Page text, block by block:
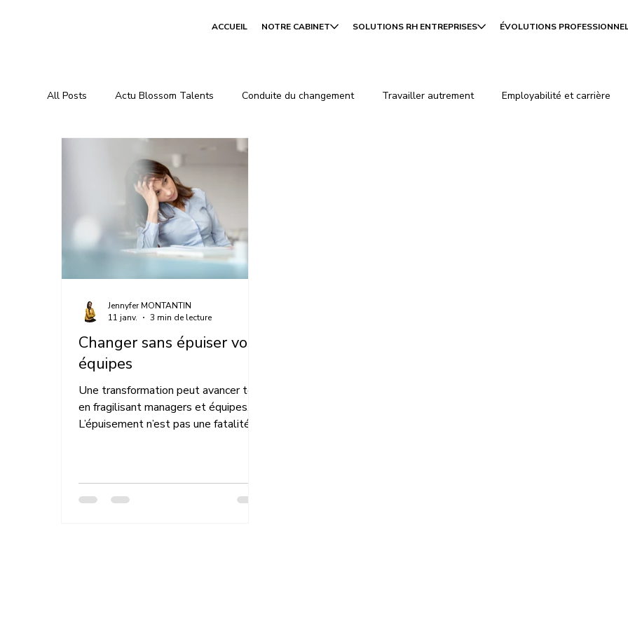
ACCUEIL NOTRE CABINET SOLUTIONS RH ENTREPRISES ÉVOLUTIONS
All Posts Actu Blossom Talents Conduite du changement Travailler autrement Employabilité et carrière
Changer sans épuiser vos
équipes
Une transformation peut avancer tout
en fragilisant managers et équipes.
L’épuisement n’est pas une fatalité,
soutenabilité. Changer sans épuiser
Jennyfer MONTANTIN
11 janv.
3 min de lecture